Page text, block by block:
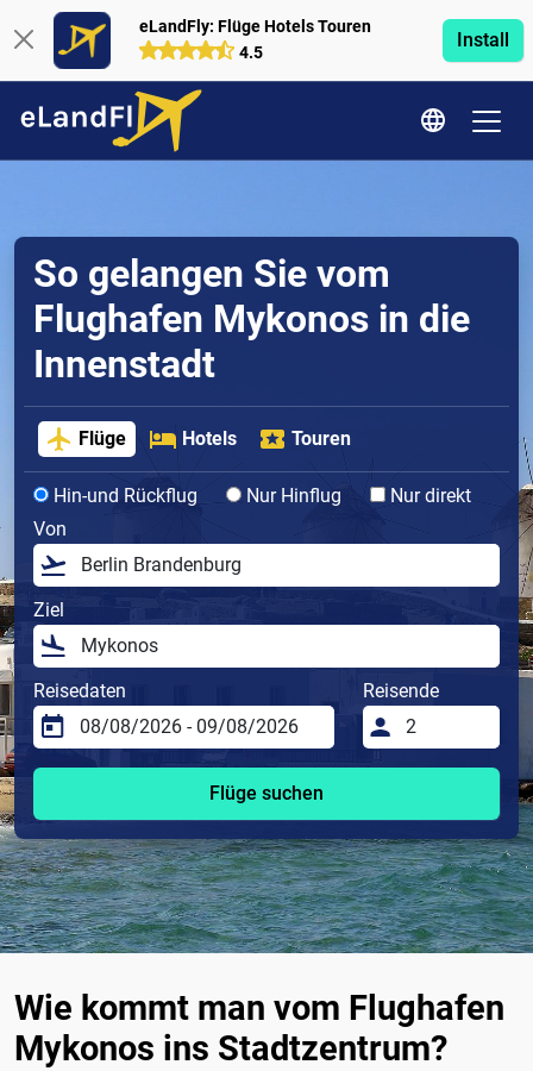
eLandFly: Flüge Hotels Touren
4.5
Install
So gelangen Sie vom
Flughafen Mykonos in die
Innenstadt
Flüge Hotels Touren
Hin-und Rückflug Nur Hinflug
Nur direkt
Von
Ziel
Reisedaten Reisende
Flüge suchen
Wie kommt man vom Flughafen
Mykonos ins Stadtzentrum?